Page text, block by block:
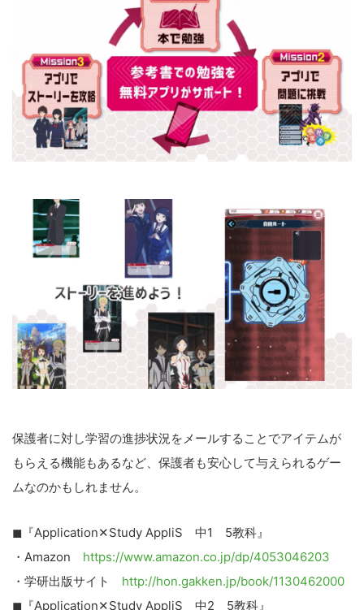
保護者に対し学習の進捗状況をメールすることでアイテムが
もらえる機能もあるなど、保護者も安心して与えられるゲー
ムなのかもしれません。
◼『Application✕Study AppliS 中1 5教科』
・Amazon https://www.amazon.co.jp/dp/4053046203
・学研出版サイト http://hon.gakken.jp/book/1130462000
◼『Application✕Study AppliS 中2 5教科』